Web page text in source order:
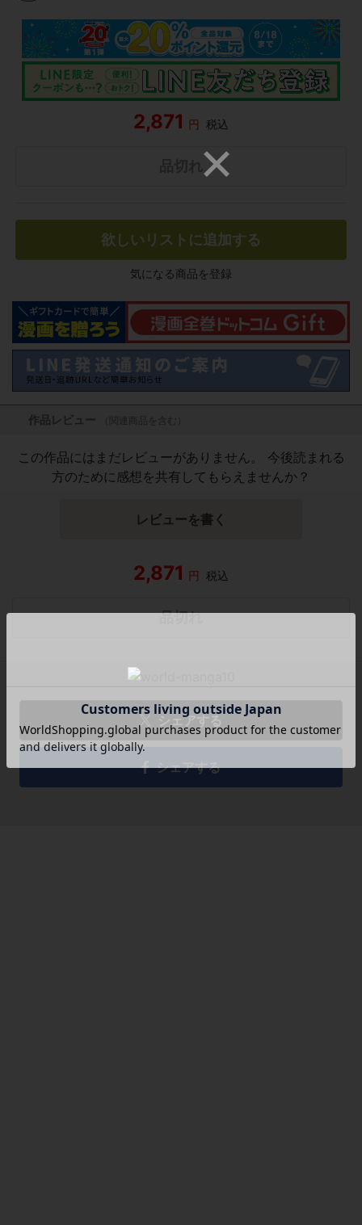
2,871 円 税込
欲しいリストに追加する
気になる商品を登録
作品レビュー （関連商品を含む）
この作品にはまだレビューがありません。 今後読まれる
方のために感想を共有してもらえませんか？
レビューを書く
2,871 円 税込
品切れ
シェアする
シェアする